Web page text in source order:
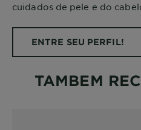
cuidados de pele e do
ENTRE SEU PERFIL!
TAMBEM